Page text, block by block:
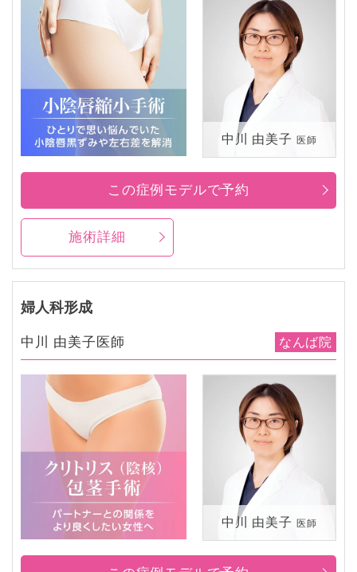
中川 由美子 医師
施術詳細
この症例モデルで予約
婦人科形成
中川 由美子医師 なんば院
中川 由美子 医師